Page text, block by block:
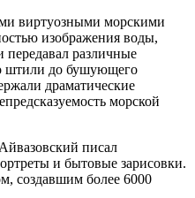
виртуозными морскими
изображения воды,
передавал различные
штили до бушующего
драматические
морской
писал
и бытовые зарисовки.
создавшим более 6000